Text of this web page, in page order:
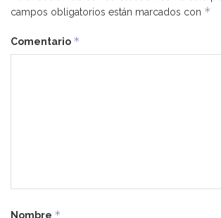
campos obligatorios están marcados con *
Comentario *
Nombre *